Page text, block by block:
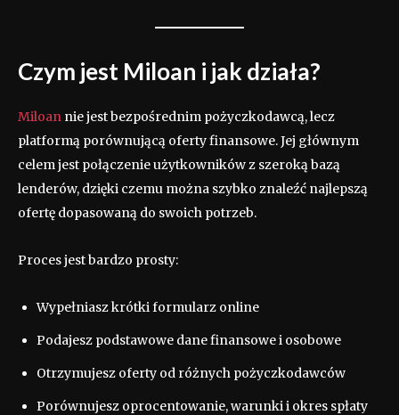
Czym jest Miloan i jak działa?
Miloan nie jest bezpośrednim pożyczkodawcą, lecz
platformą porównującą oferty finansowe. Jej głównym
celem jest połączenie użytkowników z szeroką bazą
lenderów, dzięki czemu można szybko znaleźć najlepszą
ofertę dopasowaną do swoich potrzeb.
Proces jest bardzo prosty:
Wypełniasz krótki formularz online
Podajesz podstawowe dane finansowe i osobowe
Otrzymujesz oferty od różnych pożyczkodawców
Porównujesz oprocentowanie, warunki i okres spłaty